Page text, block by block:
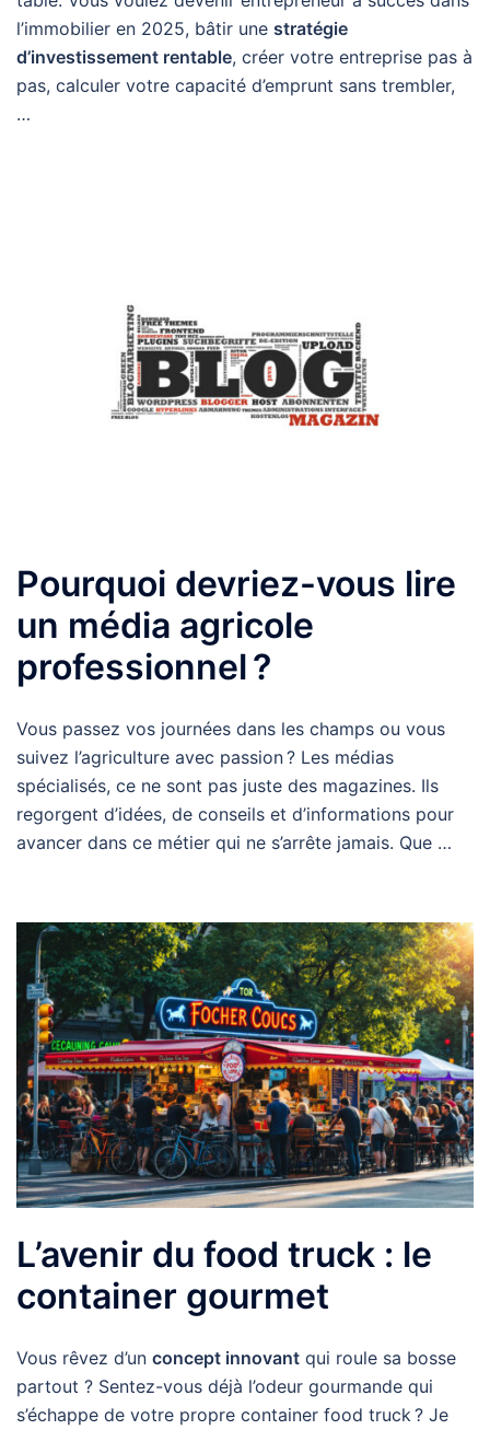
l’immobilier en 2025, bâtir une stratégie
d’investissement rentable, créer votre entreprise pas à
pas, calculer votre capacité d’emprunt sans trembler,
…
Pourquoi devriez-vous lire
un média agricole
professionnel ?
Vous passez vos journées dans les champs ou vous
suivez l’agriculture avec passion ? Les médias
spécialisés, ce ne sont pas juste des magazines. Ils
regorgent d’idées, de conseils et d’informations pour
avancer dans ce métier qui ne s’arrête jamais. Que …
L’avenir du food truck : le
container gourmet
Vous rêvez d’un concept innovant qui roule sa bosse
partout ? Sentez-vous déjà l’odeur gourmande qui
s’échappe de votre propre container food truck ? Je